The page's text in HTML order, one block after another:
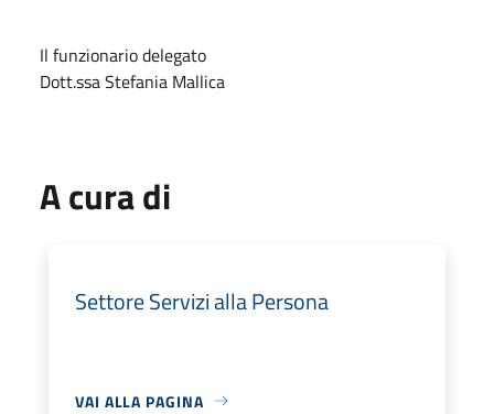
Il funzionario delegato
Dott.ssa Stefania Mallica
A cura di
Settore Servizi alla Persona
VAI ALLA PAGINA